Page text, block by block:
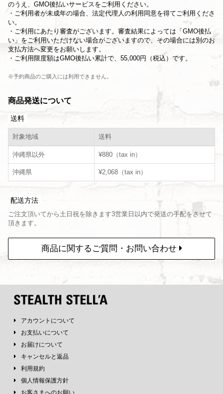
のうえ、GMO後払いサービスをご利用ください。
・ご利用者が未成年の場合、法定代理人の利用同意を得てご利用くださ
い。
・ご利用にあたり審査がございます。審査結果によっては「GMO後払
い」をご利用いただけない場合がございますので、その場合には別のお
支払方法へ変更をお願いします。
・ご利用限度額はGMO後払い累計で、55,000円（税込）です。
※予約商品のご購入には利用できません。
商品発送について
送料
対象地域 送料
沖縄県以外 ¥880（tax in）
沖縄県 ¥2,068（tax in）
配送方法
ご注文頂いてから土日祝を除きます3営業日以内で発送の手配をさせて
頂きます。
商品に関するご質問・お問い合わせ
アカウントについて
お支払いについて
お届けについて
キャンセルと返品
利用規約
個人情報保護方針